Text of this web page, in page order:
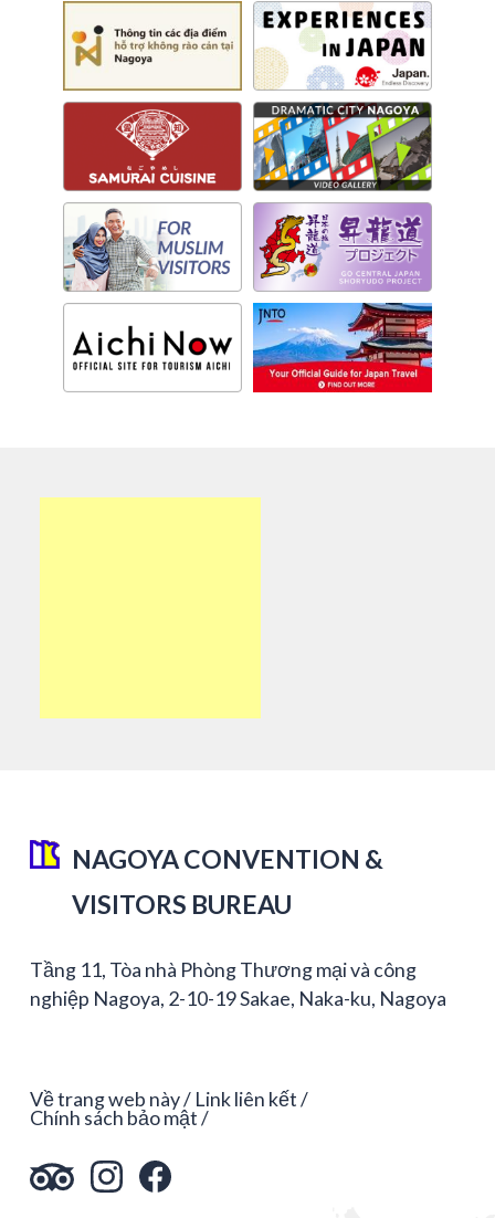
NAGOYA CONVENTION &
VISITORS BUREAU
Tầng 11, Tòa nhà Phòng Thương mại và công
nghiệp Nagoya, 2-10-19 Sakae, Naka-ku, Nagoya
Về trang web này Link liên kết
Chính sách bảo mật